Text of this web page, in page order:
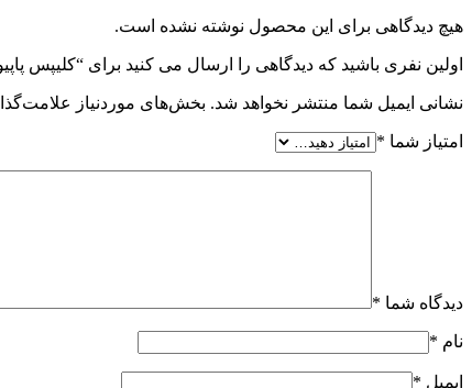
هیچ دیدگاهی برای این محصول نوشته نشده است.
اولین نفری باشید که دیدگاهی را ارسال می کنید برای “کلیپس پاپیون
نشانی ایمیل شما منتشر نخواهد شد. بخش‌های موردنیاز
امتیاز شما *
دیدگاه شما *
نام *
ایمیل *